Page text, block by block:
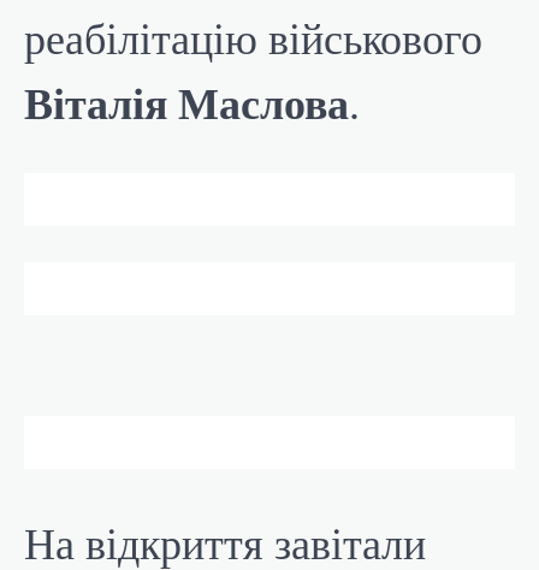
реабілітацію військового
Віталія Маслова.
На відкриття завітали